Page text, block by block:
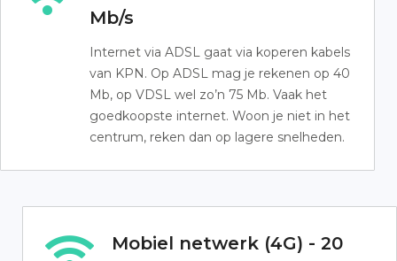
Mb/s
Internet via ADSL gaat via koperen kabels
van KPN. Op ADSL mag je rekenen op 40
Mb, op VDSL wel zo’n 75 Mb. Vaak het
goedkoopste internet. Woon je niet in het
centrum, reken dan op lagere snelheden.
Mobiel netwerk (4G) - 20